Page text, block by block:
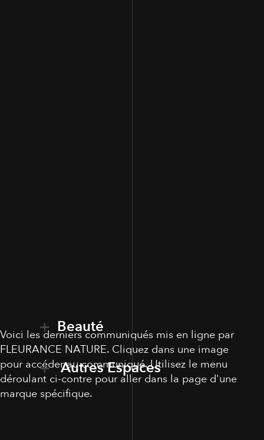
Beauté
Autres Espaces
Voici les derniers communiqués mis en ligne par
FLEURANCE NATURE. Cliquez dans une image
pour accéder au communiqué. Utilisez le menu
déroulant ci-contre pour aller dans la page d'une
marque spécifique.